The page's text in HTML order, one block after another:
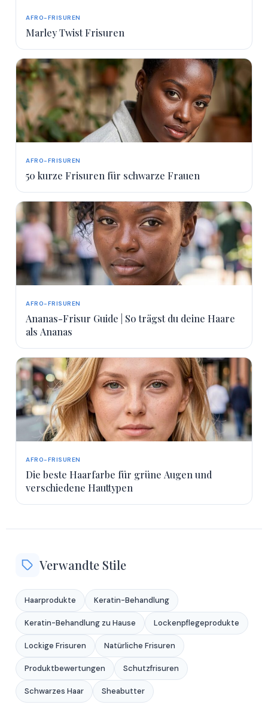
AFRO-FRISUREN
Marley Twist Frisuren
AFRO-FRISUREN
50 kurze Frisuren für schwarze Frauen
AFRO-FRISUREN
Ananas-Frisur Guide | So trägst du deine Haare
als Ananas
AFRO-FRISUREN
Die beste Haarfarbe für grüne Augen und
verschiedene Hauttypen
Verwandte Stile
Haarprodukte Keratin-Behandlung
Keratin-Behandlung zu Hause Lockenpflegeprodukte
Lockige Frisuren Natürliche Frisuren
Produktbewertungen Schutzfrisuren
Schwarzes Haar Sheabutter